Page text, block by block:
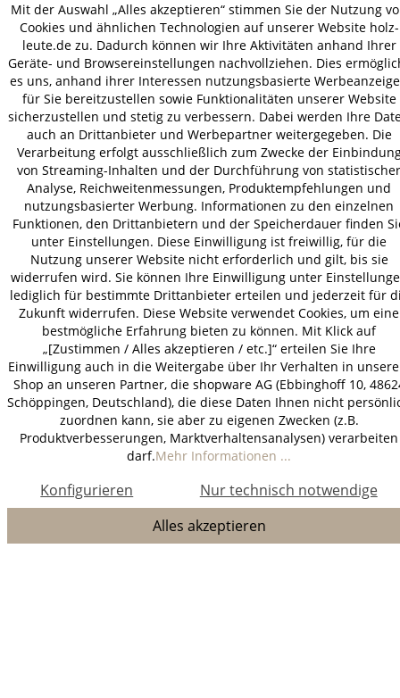
VERSAND
AGB Datenschutz
Impressum
© 2026 HOLZ-LEUTE
* Alle Preise inkl. gesetzl. Mehrwertsteuer zzgl.Versandkosten.
Mit der Auswahl „Alles akzeptieren“ stimmen Sie der Nutzung
Cookies und ähnlichen Technologien auf unserer Website holz-
leute.de zu. Dadurch können wir Ihre Aktivitäten anhand Ihrer
Geräte- und Browsereinstellungen nachvollziehen. Dies
es uns, anhand ihrer Interessen nutzungsbasierte
für Sie bereitzustellen sowie Funktionalitäten unserer Website
sicherzustellen und stetig zu verbessern. Dabei werden Ihre
auch an Drittanbieter und Werbepartner weitergegeben. Die
Verarbeitung erfolgt ausschließlich zum Zwecke der
von Streaming-Inhalten und der Durchführung von statistischer
Analyse, Reichweitenmessungen, Produktempfehlungen und
nutzungsbasierter Werbung. Informationen zu den einzelnen
Funktionen, den Drittanbietern und der Speicherdauer finden
unter Einstellungen. Diese Einwilligung ist freiwillig, für die
Nutzung unserer Website nicht erforderlich und gilt, bis sie
widerrufen wird. Sie können Ihre Einwilligung unter
lediglich für bestimmte Drittanbieter erteilen und jederzeit für
Zukunft widerrufen. Diese Website verwendet Cookies, um eine
bestmögliche Erfahrung bieten zu können. Mit Klick auf
„[Zustimmen / Alles akzeptieren / etc.]“ erteilen Sie Ihre
Einwilligung auch in die Weitergabe über Ihr Verhalten in
Shop an unseren Partner, die shopware AG (Ebbinghoff 10,
Schöppingen, Deutschland), die diese Daten Ihnen nicht
zuordnen kann, sie aber zu eigenen Zwecken (z.B.
Produktverbesserungen, Marktverhaltensanalysen) verarbeiten
darf.Mehr Informationen ...
Nur technisch notwendige
Konfigurieren
Alles akzeptieren